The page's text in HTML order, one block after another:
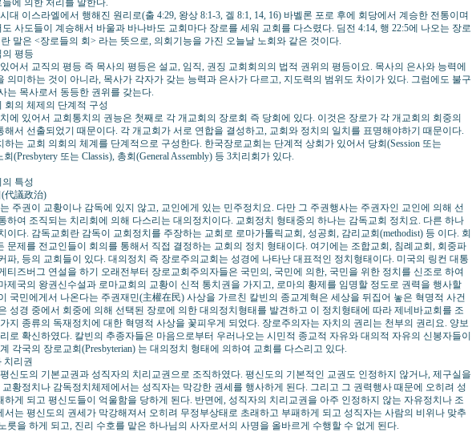
에 의한 처리를 말한다.
대 이스라엘에서 행해진 원리로(출 4:29, 왕상 8:1-3, 겔 8:1, 14, 16) 바벨론 포로 후에 회당에서 계승한 전통이며
사도들이 계승해서 바울과 바나바도 교회마다 장로를 세워 교회를 다스렸다. 딤전 4:14, 행 22:5에 나오는 장로
란 말은 <장로들의 회> 라는 뜻으로, 의회기능을 가진 오늘날 노회와 같은 것이다.
평등
어서 교직의 평등 즉 목사의 평등은 설교, 임직, 권징 교회회의의 법적 권위의 평등이요. 목사의 은사와 능력에
의미하는 것이 아니라, 목사가 각자가 갖는 능력과 은사가 다르고, 지도력의 범위도 차이가 있다. 그럼에도 불구
는 목사로서 동등한 권위를 갖는다.
회의 체제의 단계적 구성
에 있어서 교회통치의 권능은 첫째로 각 개교회의 장로회 즉 당회에 있다. 이것은 장로가 각 개교회의 회중의
해서 선출되었기 때문이다. 각 개교회가 서로 연합을 결성하고, 교회와 정치의 일치를 표명해야하기 때문이다.
하는 교회 의회의 체계를 단계적으로 구성한다. 한국장로교회는 단계적 상회가 있어서 당회(Session 또는
회(Presbytery 또는 Classis), 총회(General Assembly) 등 3치리회가 있다.
특성
代議政治)
주권이 교황이나 감독에 있지 않고, 교인에게 있는 민주정치요. 다만 그 주권행사는 주권자인 교인에 의해 선
하여 조직되는 치리회에 의해 다스리는 대의정치이다. 교회정치 형태중의 하나는 감독교회 정치요. 다른 하나
이다. 감독교회란 감독이 교회정치를 주장하는 교회로 로마가톨릭교회, 성공회, 감리교회(methodist) 등 이다. 회
문제를 전교인들이 회의를 통해서 직접 결정하는 교회의 정치 형태이다. 여기에는 조합교회, 침례교회, 회중파
파, 등의 교회들이 있다. 대의정치 즉 장로주의교회는 성경에 나타난 대표적인 정치형태이다. 미국의 링컨 대통
티즈버그 연설을 하기 오래전부터 장로교회주의자들은 국민의, 국민에 의한, 국민을 위한 정치를 신조로 하여
제국의 왕권신수설과 로마교회의 교황이 신적 통치권을 가지고, 로마의 황제를 임명할 정도로 권력을 행사할
국민에게서 나온다는 주권재민(主權在民) 사상을 가르친 칼빈의 종교계혁은 세상을 뒤집어 놓은 혁명적 사건
성경 중에서 회중에 의해 선택된 장로에 의한 대의정치형태를 발견하고 이 정치형태에 따라 제네바교회를 조
지 종류의 독재정치에 대한 혁명적 사상을 꽃피우게 되었다. 장로주의자는 자치의 권리는 천부의 권리요. 양보
로 확신하였다. 칼빈의 추종자들은 마음으로부터 우러나오는 시민적 종교적 자유와 대의적 자유의 신봉자들이
각국의 장로교회(Presbyterian) 는 대의정치 형태에 의하여 교회를 다스리고 있다.
치리권
신도의 기본교권과 성직자의 치리교권으로 조직하였다. 평신도의 기본적인 교권도 인정하지 않거나, 제구실을
교황정치나 감독정치체제에서는 성직자는 막강한 권세를 행사하게 된다. 그리고 그 권력행사 때문에 오히려 성
하게 되고 평신도들이 억울함을 당하게 된다. 반면에, 성직자의 치리교권을 아주 인정하지 않는 자유정치나 조
서는 평신도의 권세가 막강해져서 오히려 무정부상태로 초래하고 부패하게 되고 성직자는 사람의 비위나 맞추
릇을 하게 되고, 진리 수호를 맡은 하나님의 사자로서의 사명을 올바르게 수행할 수 없게 된다.